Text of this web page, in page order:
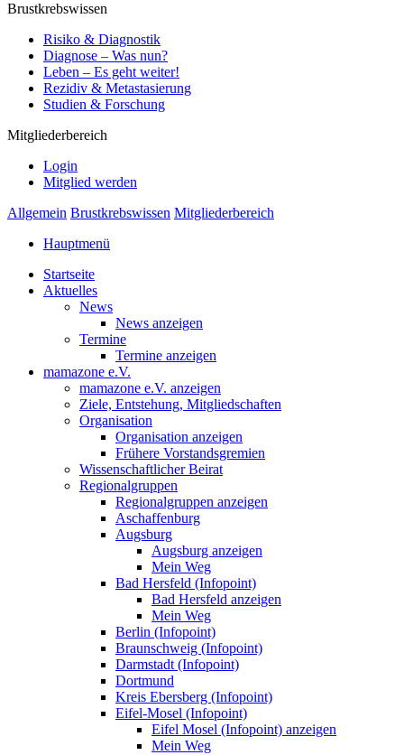
Brustkrebswissen
Risiko & Diagnostik
Diagnose – Was nun?
Leben – Es geht weiter!
Rezidiv & Metastasierung
Studien & Forschung
Mitgliederbereich
Login
Mitglied werden
Allgemein Brustkrebswissen Mitgliederbereich
Hauptmenü
Startseite
Aktuelles
News
News anzeigen
Termine
Termine anzeigen
mamazone e.V.
mamazone e.V. anzeigen
Ziele, Entstehung, Mitgliedschaften
Organisation
Organisation anzeigen
Frühere Vorstandsgremien
Wissenschaftlicher Beirat
Regionalgruppen
Regionalgruppen anzeigen
Aschaffenburg
Augsburg
Augsburg anzeigen
Mein Weg
Bad Hersfeld (Infopoint)
Bad Hersfeld anzeigen
Mein Weg
Berlin (Infopoint)
Braunschweig (Infopoint)
Darmstadt (Infopoint)
Dortmund
Kreis Ebersberg (Infopoint)
Eifel-Mosel (Infopoint)
Eifel Mosel (Infopoint) anzeigen
Mein Weg